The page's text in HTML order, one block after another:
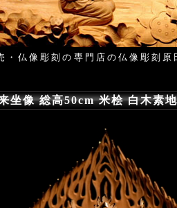
・仏像彫刻の専門店の仏像彫刻原
坐像 総高50cm 米桧 白木素